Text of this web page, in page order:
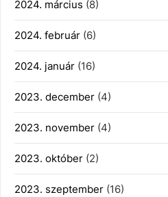
2024. március (8)
2024. február (6)
2024. január (16)
2023. december (4)
2023. november (4)
2023. október (2)
2023. szeptember (16)